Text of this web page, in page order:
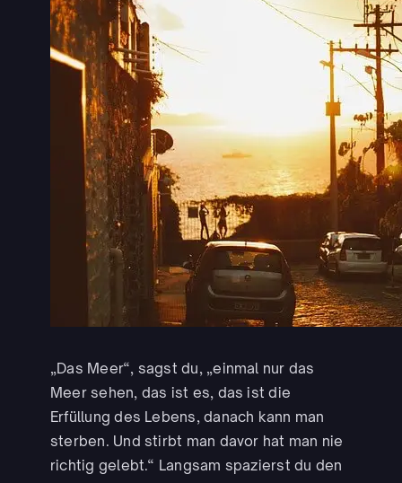
„Das Meer“, sagst du, „einmal nur das
Meer sehen, das ist es, das ist die
Erfüllung des Lebens, danach kann man
sterben. Und stirbt man davor hat man nie
richtig gelebt.“ Langsam spazierst du den